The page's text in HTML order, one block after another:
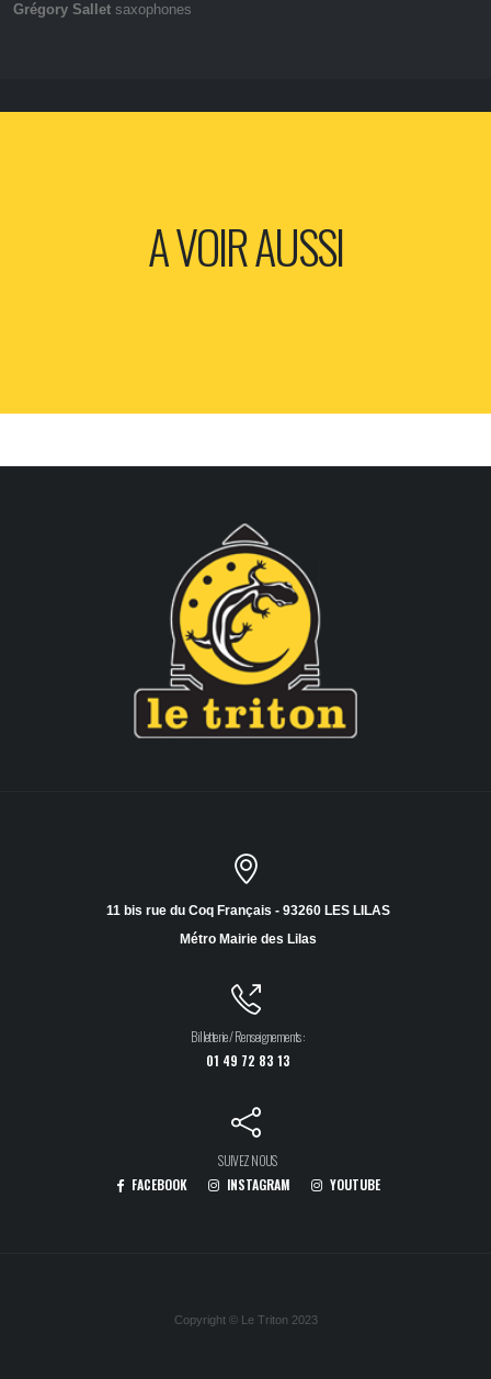
Grégory Sallet saxophones
A VOIR AUSSI
11 bis rue du Coq Français - 93260 LES LILAS
Métro Mairie des Lilas
Billetterie / Renseignements :
01 49 72 83 13
SUIVEZ NOUS
FACEBOOK
INSTAGRAM YOUTUBE
Copyright © Le Triton 2023